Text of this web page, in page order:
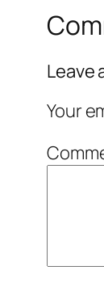
Leave
Your